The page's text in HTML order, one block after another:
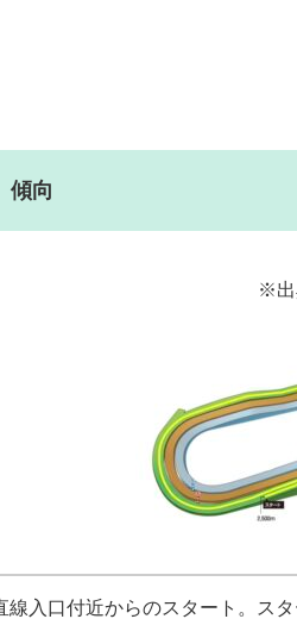
傾向
※出
線入口付近からのスタート。ス